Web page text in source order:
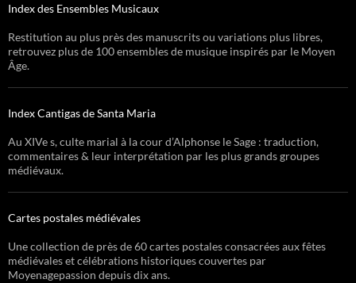
Index des Ensembles Musicaux
Restitution au plus près des manuscrits ou variations plus libres,
retrouvez plus de 100 ensembles de musique inspirés par le Moyen
Âge.
Index Cantigas de Santa Maria
Au XIVe s, culte marial à la cour d’Alphonse le Sage : traduction,
commentaires & leur interprétation par les plus grands groupes
médiévaux.
Cartes postales médiévales
Une collection de près de 60 cartes postales consacrées aux fêtes
médiévales et célébrations historiques couvertes par
Moyenagepassion depuis dix ans.